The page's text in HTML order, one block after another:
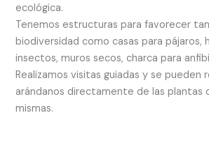
ecológica.
Tenemos estructuras para favorecer
biodiversidad como casas para pájaros,
insectos, muros secos, charca para
Realizamos visitas guiadas y se pueden
arándanos directamente de las plantas
mismas.